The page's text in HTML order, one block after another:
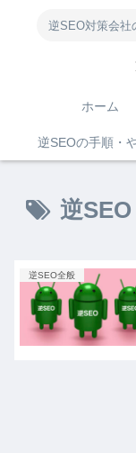
逆SEO対策会社
ホーム
逆SEOの手順・
逆
逆SEO全般